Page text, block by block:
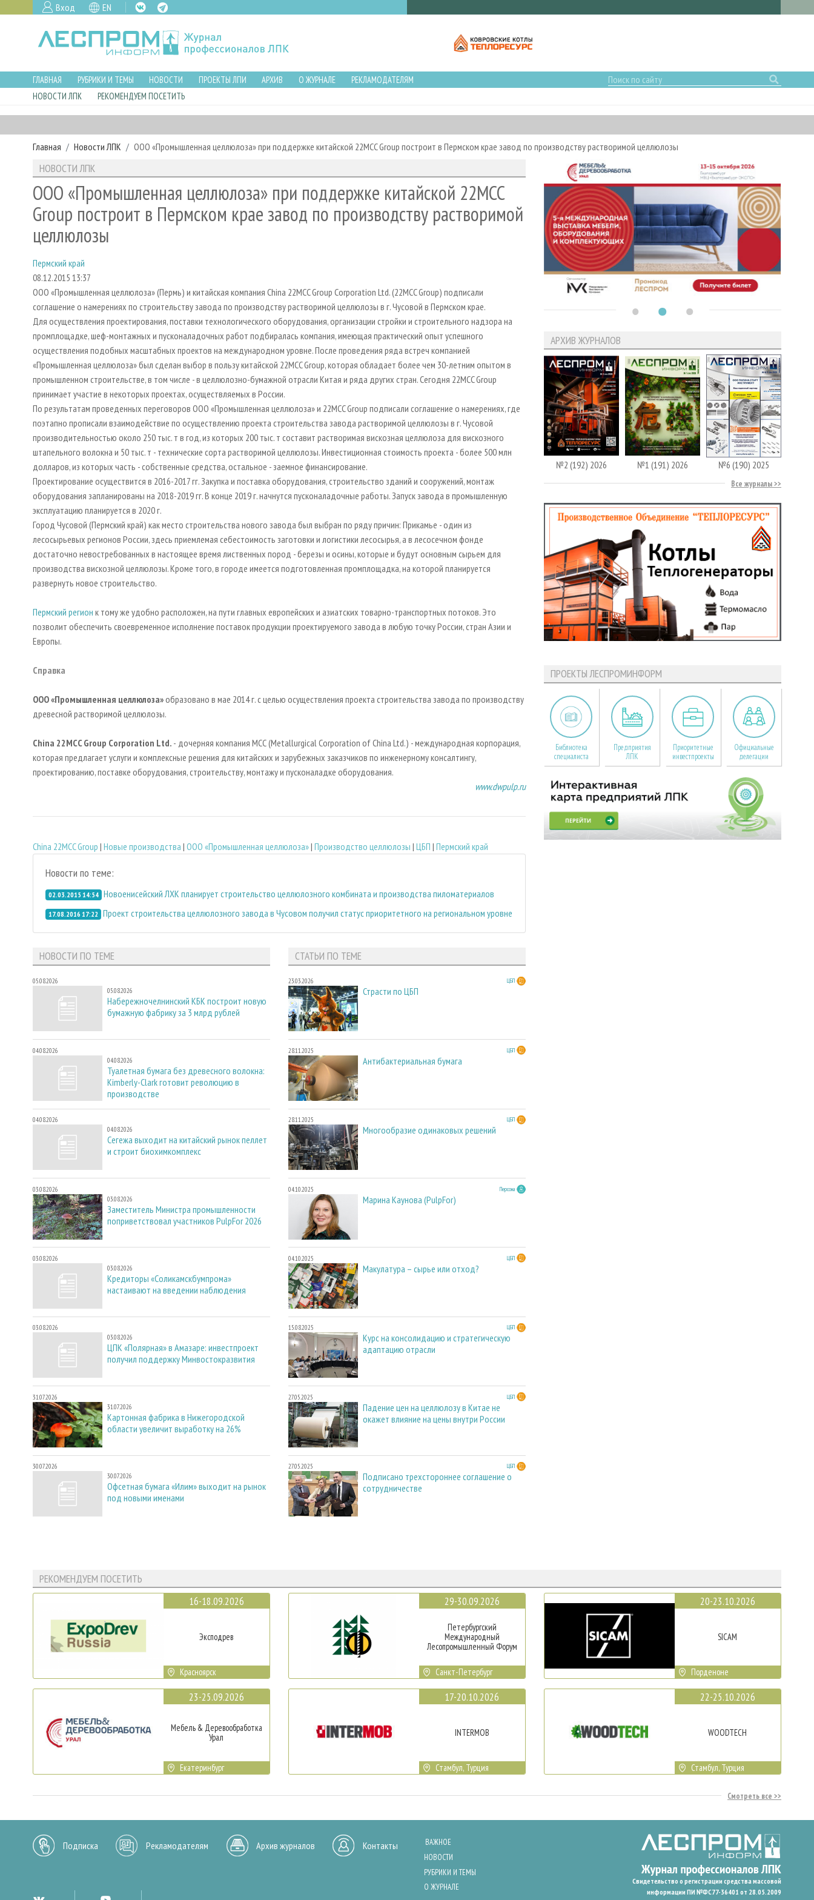
Вход EN
ГЛАВНАЯ РУБРИКИ И ТЕМЫ НОВОСТИ ПРОЕКТЫ ЛПИ АРХИВ О ЖУРНАЛЕ
РЕКЛАМОДАТЕЛЯМ
НОВОСТИ ЛПК
РЕКОМЕНДУЕМ ПОСЕТИТЬ
Главная Новости ЛПК ООО «Промышленная целлюлоза» при поддержке китайской 22MCC Group построит в Пермском крае завод по производству растворимой целлюлозы
НОВОСТИ ЛПК
ООО «Промышленная целлюлоза» при поддержке китайской 22MCC
Group построит в Пермском крае завод по производству растворимой
целлюлозы
Пермский край
08.12.2015 13:37
ООО «Промышленная целлюлоза» (Пермь) и китайская компания China 22MCC Group Corporation Ltd. (22MCC Group) подписали
соглашение о намерениях по строительству завода по производству растворимой целлюлозы в г. Чусовой в Пермском крае.
Для осуществления проектирования, поставки технологического оборудования, организации стройки и строительного надзора на
промплощадке, шеф-монтажных и пусконаладочных работ подбиралась компания, имеющая практический опыт успешного
осуществления подобных масштабных проектов на международном уровне. После проведения ряда встреч компанией
«Промышленная целлюлоза» был сделан выбор в пользу китайской 22MCC Group, которая обладает более чем 30-летним опытом в
промышленном строительстве, в том числе - в целлюлозно-бумажной отрасли Китая и ряда других стран. Сегодня 22MCC Group
принимает участие в некоторых проектах, осуществляемых в России.
По результатам проведенных переговоров ООО «Промышленная целлюлоза» и 22MCC Group подписали соглашение о намерениях, где
поэтапно прописали взаимодействие по осуществлению проекта строительства завода растворимой целлюлозы в г. Чусовой
производительностью около 250 тыс. т в год, из которых 200 тыс. т составит растворимая вискозная целлюлоза для вискозного
штапельного волокна и 50 тыс. т - технические сорта растворимой целлюлозы. Инвестиционная стоимость проекта - более 500 млн
долларов, из которых часть - собственные средства, остальное - заемное финансирование.
Проектирование осуществится в 2016-2017 гг. Закупка и поставка оборудования, строительство зданий и сооружений, монтаж
оборудования запланированы на 2018-2019 гг. В конце 2019 г. начнутся пусконаладочные работы. Запуск завода в промышленную
эксплуатацию планируется в 2020 г.
Город Чусовой (Пермский край) как место строительства нового завода был выбран по ряду причин: Прикамье - один из
лесосырьевых регионов России, здесь приемлемая себестоимость заготовки и логистики лесосырья, а в лесосечном фонде
достаточно невостребованных в настоящее время лиственных пород - березы и осины, которые и будут основным сырьем для
производства вискозной целлюлозы. Кроме того, в городе имеется подготовленная промплощадка, на которой планируется
развернуть новое строительство.
Пермский регион к тому же удобно расположен, на пути главных европейских и азиатских товарно-транспортных потоков. Это
позволит обеспечить своевременное исполнение поставок продукции проектируемого завода в любую точку России, стран Азии и
Европы.
Справка
ООО «Промышленная целлюлоза»образовано в мае 2014 г. с целью осуществления проекта строительства завода по производству
древесной растворимой целлюлозы.
China 22MCC Group Corporation Ltd. - дочерняя компания МСС (Metallurgical Corporation of China Ltd.) - международная корпорация,
которая предлагает услуги и комплексные решения для китайских и зарубежных заказчиков по инженерному консалтингу,
проектированию, поставке оборудования, строительству, монтажу и пусконаладке оборудования.
www.dwpulp.ru
China 22MCC Group | Новые производства | ООО «Промышленная целлюлоза»| Производство целлюлозы | ЦБП | Пермский край
Новости по теме:
02.03.2015 14:54 Новоенисейский ЛХК планирует строительство целлюлозного комбината и производства пиломатериалов
17.08.2016 17:22 Проект строительства целлюлозного завода в Чусовом получил статус приоритетного на региональном уровне
НОВОСТИ ПО ТЕМЕ
05.08.2026
05.08.2026
Набережночелнинский КБК построит новую
бумажную фабрику за 3 млрд рублей
04.08.2026
04.08.2026
Туалетная бумага без древесного волокна:
Kimberly-Clark готовит революцию в
производстве
04.08.2026
04.08.2026
Сегежа выходит на китайский рынок пеллет
и строит биохимкомплекс
03.08.2026
03.08.2026
Заместитель Министра промышленности
поприветствовал участников PulpFor 2026
03.08.2026
03.08.2026
Кредиторы «Соликамскбумпрома»
настаивают на введении наблюдения
03.08.2026
03.08.2026
ЦПК «Полярная» в Амазаре: инвестпроект
получил поддержку Минвостокразвития
31.07.2026
31.07.2026
Картонная фабрика в Нижегородской
области увеличит выработку на 26%
30.07.2026
30.07.2026
Офсетная бумага «Илим» выходит на рынок
под новыми именами
СТАТЬИ ПО ТЕМЕ
23.03.2026 ЦБП
Страсти по ЦБП
28.11.2025 ЦБП
Антибактериальная бумага
28.11.2025 ЦБП
Многообразие одинаковых решений
04.10.2025 Персона
Марина Каунова (PulpFor)
04.10.2025 ЦБП
Макулатура – сырье или отход?
15.08.2025 ЦБП
Курс на консолидацию и стратегическую
адаптацию отрасли
27.05.2025 ЦБП
Падение цен на целлюлозу в Китае не
окажет влияние на цены внутри России
27.05.2025 ЦБП
Подписано трехстороннее соглашение о
сотрудничестве
АРХИВ ЖУРНАЛОВ
№2 (192) 2026 №1 (191) 2026 №6 (190) 2025
Все журналы
ПРОЕКТЫ ЛЕСПРОМИНФОРМ
Библиотека
специалиста
Предприятия
ЛПК
Приоритетные
инвестпроекты
Официальные
делегации
РЕКОМЕНДУЕМ ПОСЕТИТЬ
16-18.09.2026
Эксподрев
Красноярск
23-25.09.2026
Мебель & Деревообработка
Урал
Екатеринбург
29-30.09.2026
Петербургский
Международный
Лесопромышленный Форум
Санкт-Петербург
17-20.10.2026
INTERMOB
Стамбул, Турция
20-23.10.2026
SICAM
Порденоне
22-25.10.2026
WOODTECH
Стамбул, Турция
Смотреть все
Подписка Рекламодателям Архив журналов Контакты
ВАЖНОЕ
НОВОСТИ
РУБРИКИ И ТЕМЫ
О ЖУРНАЛЕ
Свидетельство о регистрации средства массовой
информации ПИ №ФС77-36401 от 28.05.2009